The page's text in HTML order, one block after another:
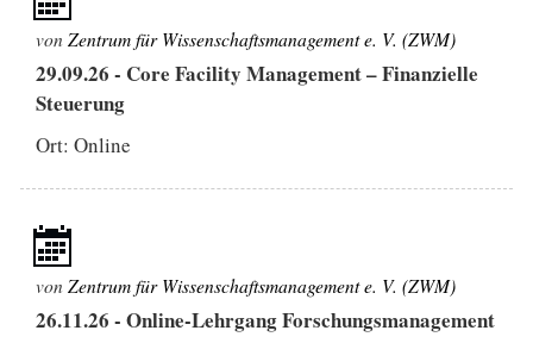
vonZentrum für Wissenschaftsmanagement e. V. (ZWM)
29.09.26 - Core Facility Management – Finanzielle
Steuerung
Ort: Online
vonZentrum für Wissenschaftsmanagement e. V. (ZWM)
26.11.26 - Online-Lehrgang Forschungsmanagement